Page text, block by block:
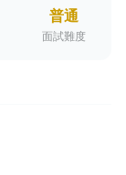
普通
面試難度